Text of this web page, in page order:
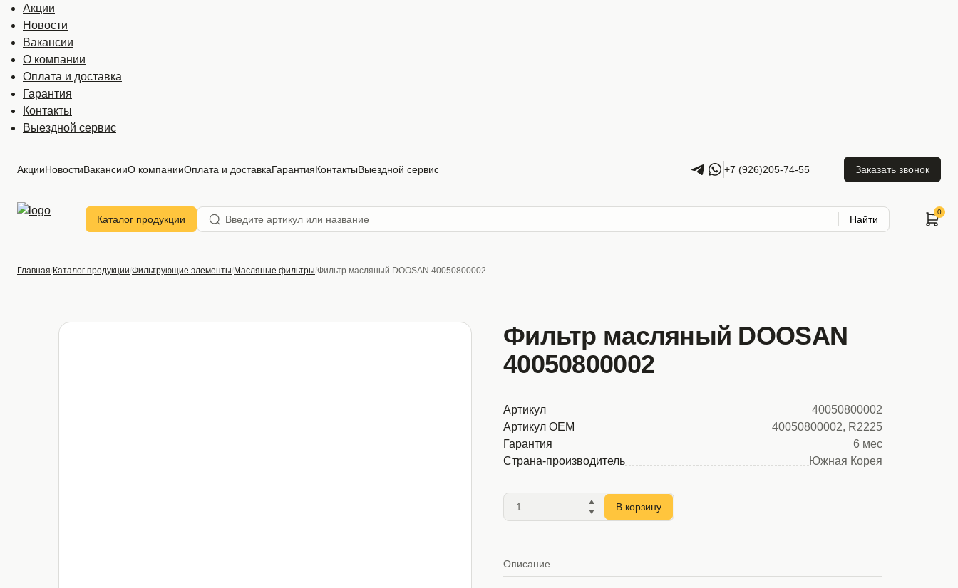
Акции
Новости
Вакансии
О компании
Оплата и доставка
Гарантия
Контакты
Выездной сервис
АкцииНовостиВакансииО компанииОплата и доставкаГарантияКонтактыВыездной сервис +7 (926)205-74-55 Заказать звонок
Каталог продукции Найти
Главная Каталог продукции Фильтрующие элементы Масляные фильтры Фильтр масляный DOOSAN 40050800002
Фильтр масляный DOOSAN
40050800002
Артикул
40050800002
Артикул OEM
40050800002, R2225
Гарантия
6 мес
Страна-производитель
Южная Корея
В корзину
Описание